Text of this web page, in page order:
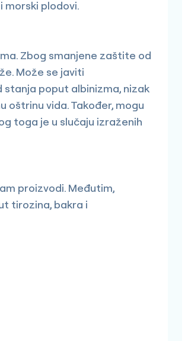
morski plodovi.
Zbog smanjene zaštite od
Može se javiti
stanja poput albinizma, nizak
vida. Također, mogu
toga je u slučaju izraženih
proizvodi. Međutim,
tirozina, bakra i